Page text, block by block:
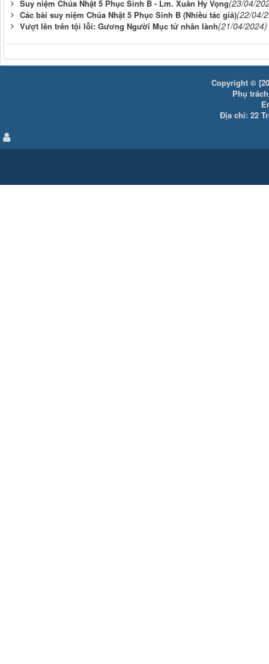
Suy niệm Chúa Nhật 5 Phục Sinh B - Lm. Xuân Hy Vọng(23/04/
Các bài suy niệm Chúa Nhật 5 Phục Sinh B (Nhiều tác giả)(22/04/
Vượt lên trên tội lỗi: Gương Người Mục tử nhân lành(21/04/2024)
Copyright ©
Phụ
Địa chỉ: 22